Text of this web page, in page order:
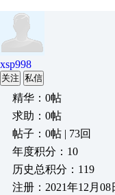
xsp998
关注 私信
精华：0帖
求助：0帖
帖子：0帖 | 73回
年度积分：10
历史总积分：119
注册：2021年12月08